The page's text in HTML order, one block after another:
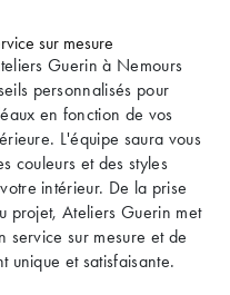
sur mesure
Guerin à Nemours
personnalisés pour
en fonction de vos
L'équipe saura vous
couleurs et des styles
intérieur. De la prise
projet, Ateliers Guerin met
service sur mesure et de
unique et satisfaisante.